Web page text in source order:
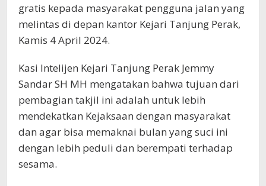
gratis kepada masyarakat pengguna jalan yang
melintas di depan kantor Kejari Tanjung Perak,
Kamis 4 April 2024.
Kasi Intelijen Kejari Tanjung Perak Jemmy
Sandar SH MH mengatakan bahwa tujuan dari
pembagian takjil ini adalah untuk lebih
mendekatkan Kejaksaan dengan masyarakat
dan agar bisa memaknai bulan yang suci ini
dengan lebih peduli dan berempati terhadap
sesama.